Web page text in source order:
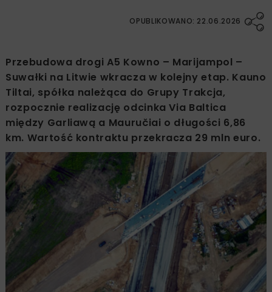
OPUBLIKOWANO: 22.06.2026
Przebudowa drogi A5 Kowno – Marijampol –
Suwałki na Litwie wkracza w kolejny etap. Kauno
Tiltai, spółka należąca do Grupy Trakcja,
rozpocznie realizację odcinka Via Baltica
między Garliawą a Mauručiai o długości 6,86
km. Wartość kontraktu przekracza 29 mln euro.